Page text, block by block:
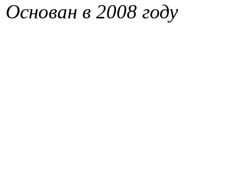
Основан в 2008 году